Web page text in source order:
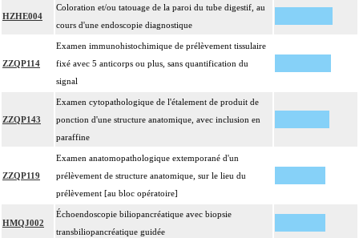
HZHE004
Coloration et/ou tatouage de la paroi du tube digestif, au
cours d'une endoscopie diagnostique
ZZQP114
Examen immunohistochimique de prélèvement tissulaire
fixé avec 5 anticorps ou plus, sans quantification du
signal
ZZQP143
Examen cytopathologique de l'étalement de produit de
ponction d'une structure anatomique, avec inclusion en
paraffine
ZZQP119
Examen anatomopathologique extemporané d'un
prélèvement de structure anatomique, sur le lieu du
prélèvement [au bloc opératoire]
HMQJ002
Échoendoscopie biliopancréatique avec biopsie
transbiliopancréatique guidée